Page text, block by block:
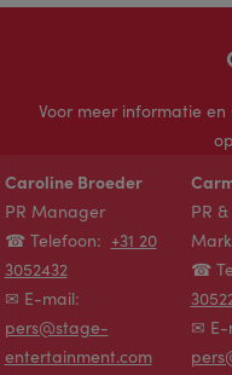
Voor meer informatie
Caroline Broeder
PR Manager
☎ Telefoon: +31 20
3052432
✉ E-mail:
pers@stage-
entertainment.com
PR
☎
✉ E-